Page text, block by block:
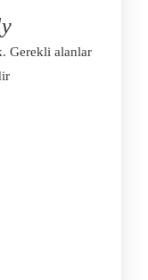
Gerekli alanlar